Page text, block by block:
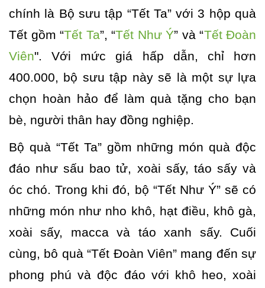
chính là Bộ sưu tập “Tết Ta” với 3 hộp quà
Tết gồm “Tết Ta”, “Tết Như Ý” và “Tết Đoàn
Viên". Với mức giá hấp dẫn, chỉ hơn
400.000, bộ sưu tập này sẽ là một sự lựa
chọn hoàn hảo để làm quà tặng cho bạn
bè, người thân hay đồng nghiệp.
Bộ quà “Tết Ta” gồm những món quà độc
đáo như sấu bao tử, xoài sấy, táo sấy và
óc chó. Trong khi đó, bộ “Tết Như Ý” sẽ có
những món như nho khô, hạt điều, khô gà,
xoài sấy, macca và táo xanh sấy. Cuối
cùng, bô quà “Tết Đoàn Viên” mang đến sự
phong phú và độc đáo với khô heo, xoài